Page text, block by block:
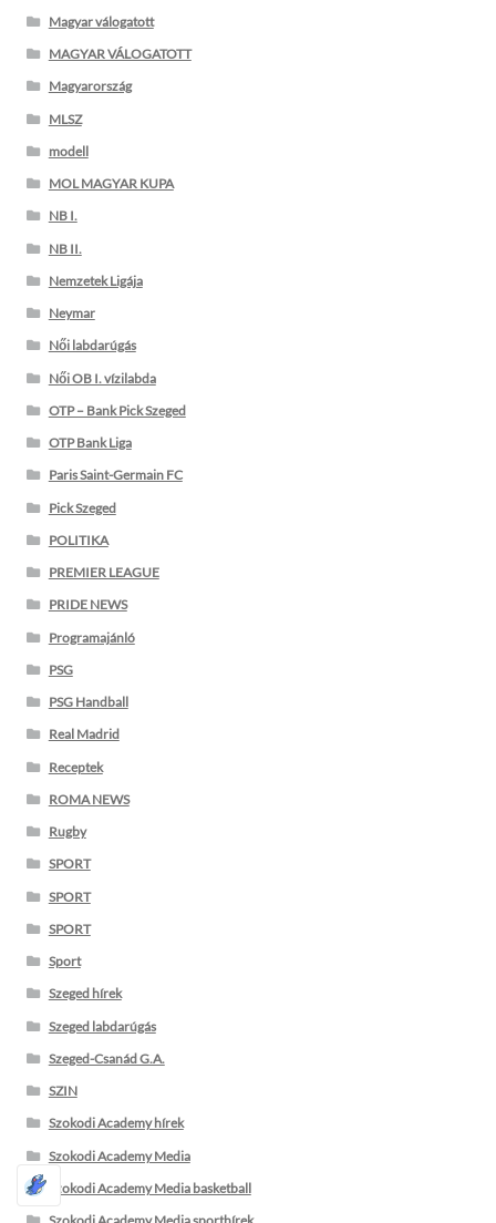
Magyar válogatott
MAGYAR VÁLOGATOTT
Magyarország
MLSZ
modell
MOL MAGYAR KUPA
NB I.
NB II.
Nemzetek Ligája
Neymar
Női labdarúgás
Női OB I. vízilabda
OTP – Bank Pick Szeged
OTP Bank Liga
Paris Saint-Germain FC
Pick Szeged
POLITIKA
PREMIER LEAGUE
PRIDE NEWS
Programajánló
PSG
PSG Handball
Real Madrid
Receptek
ROMA NEWS
Rugby
SPORT
SPORT
SPORT
Sport
Szeged hírek
Szeged labdarúgás
Szeged-Csanád G.A.
SZIN
Szokodi Academy hírek
Szokodi Academy Media
Szokodi Academy Media basketball